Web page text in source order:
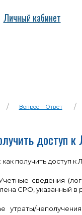
Личный кабинет
Вопрос – Ответ
доступ
как получить доступ
сведения
СРО, указанный в
утраты/